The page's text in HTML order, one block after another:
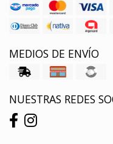
MEDIOS DE ENVÍO
NUESTRAS REDES